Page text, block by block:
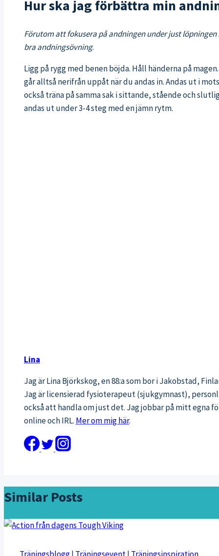
Hur ska jag förbättra min
Förutom att fokusera på andningen under just
bra andningsövning.
Ligg på rygg med benen böjda. Håll händerna på
går alltså nerifrån uppåt när du andas in. Andas ut i
också träna på samma sak i sittande, stående och
andas ut under 3-4 steg med en jämn rytm.
Lina
Jag är Lina Björkskog, en 88:a som bor i Jakobstad,
Jag är licensierad fysioterapeut (sjukgymnast),
också att handla om just det. Jag jobbar på mitt egna
online och IRL. Mer om mig här.
Similar Posts
Träningsblogg| Träningsevent | Träningsinspiration